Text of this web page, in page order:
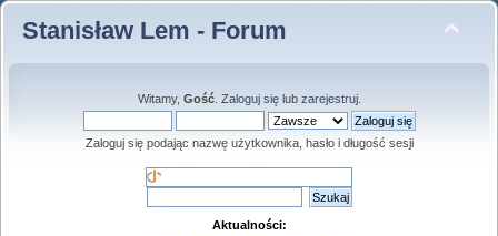
Stanisław Lem - Forum
Witamy, Gość. Zaloguj sięlub zarejestruj.
Zaloguj się podając nazwę użytkownika, hasło i długość sesji
Aktualności: